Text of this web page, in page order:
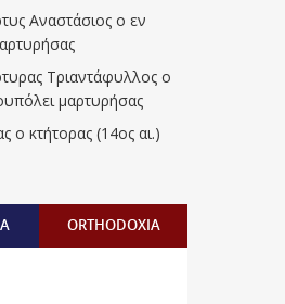
Αναστάσιος ο εν
Τριαντάφυλλος ο
μαρτυρήσας
ο κτήτορας (14ος αι.)
ORTHODOXIA